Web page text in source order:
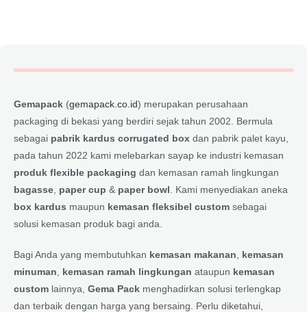
Gemapack (gemapack.co.id) merupakan perusahaan
packaging di bekasi yang berdiri sejak tahun 2002. Bermula
sebagai pabrik kardus corrugated box dan pabrik palet kayu,
pada tahun 2022 kami melebarkan sayap ke industri kemasan
produk flexible packaging dan kemasan ramah lingkungan
bagasse paper cup & paper bowl . Kami menyediakan aneka
box kardus maupun kemasan fleksibel custom sebagai
solusi kemasan produk bagi anda.
Bagi Anda yang membutuhkan kemasan makanan
kemasan
minuman
kemasan ramah lingkungan ataupun kemasan
custom lainnya, Gema Pack menghadirkan solusi terlengkap
dan terbaik dengan harga yang bersaing. Perlu diketahui,